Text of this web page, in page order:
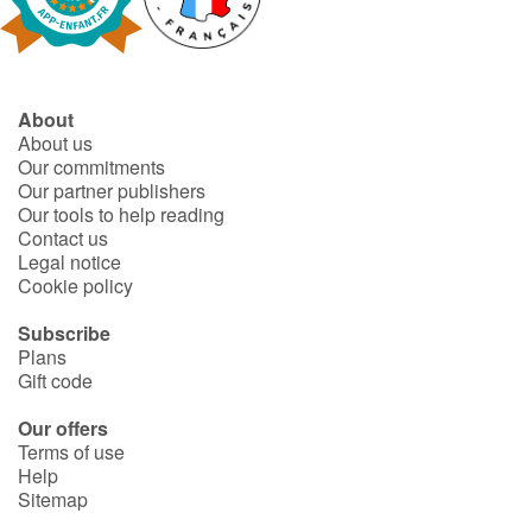
Fable, myth, literature and poetry
Ogres, monsters and witches
Heroines and Heroes
Ecology, nature, seasons
The animals
Travel, epic, investigation, adventure
Around the world
Learning
About
About us
Our commitments
Our partner publishers
Our tools to help reading
Contact us
Legal notice
Cookie policy
Subscribe
Plans
Gift code
Our offers
Terms of use
Help
Sitemap